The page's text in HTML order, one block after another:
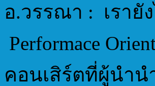
อ.วรรณา : เรายั
Performace
คอนเสิร์ตที่ผู้นำ